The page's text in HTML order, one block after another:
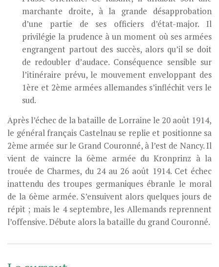
marchante droite, à la grande désapprobation
d’une partie de ses officiers d’état-major. Il
privilégie la prudence à un moment où ses armées
engrangent partout des succès, alors qu’il se doit
de redoubler d’audace. Conséquence sensible sur
l’itinéraire prévu, le mouvement enveloppant des
1ère et 2ème armées allemandes s’infléchit vers le
sud.
Après l’échec de la bataille de Lorraine le 20 août 1914,
le général français Castelnau se replie et positionne sa
2ème armée sur le Grand Couronné, à l’est de Nancy. Il
vient de vaincre la 6ème armée du Kronprinz à la
trouée de Charmes, du 24 au 26 août 1914. Cet échec
inattendu des troupes germaniques ébranle le moral
de la 6ème armée. S’ensuivent alors quelques jours de
répit ; mais le 4 septembre, les Allemands reprennent
l’offensive. Débute alors la bataille du grand Couronné.